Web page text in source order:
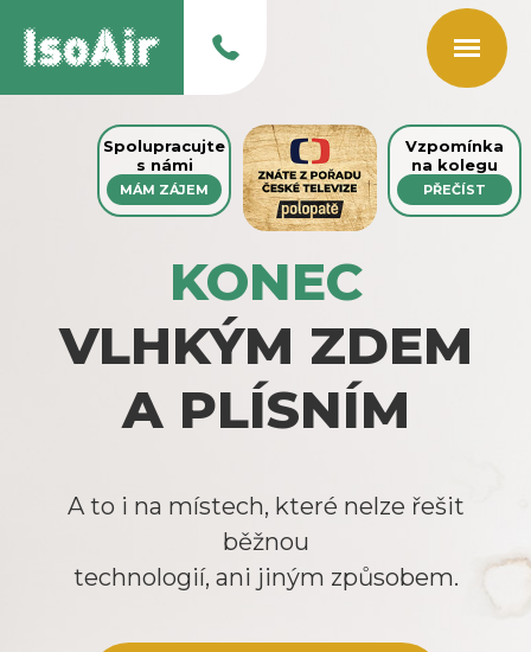
KONEC
VLHKÝM ZDEM
A PLÍSNÍM
A to i na místech, které nelze řešit
běžnou
technologií, ani jiným způsobem.
Spolupracujte
s námi
MÁM ZÁJEM
Vzpomínka
na kolegu
PŘEČÍST